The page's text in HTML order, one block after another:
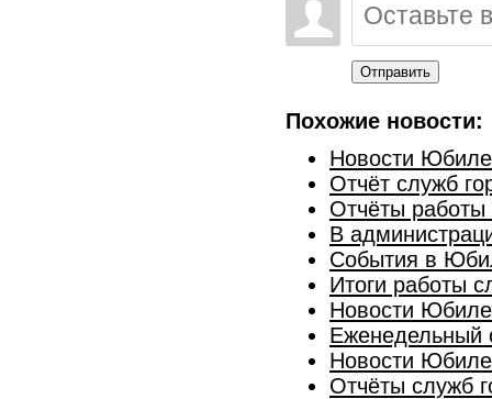
Отправить
Похожие новости:
Новости
Отчёт служб
Отчёты
В
События в
Итоги работы
Новости
Еженедельный
Новости
Отчёты служб